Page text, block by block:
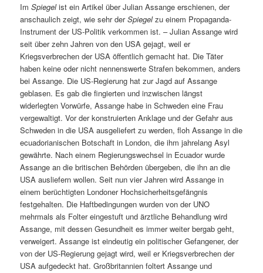
ImSpiegelist ein Artikel über Julian Assange erschienen, der
anschaulich zeigt, wie sehr derSpiegelzu einem Propaganda-
Instrument der US-Politik verkommen ist. – Julian Assange wird
seit über zehn Jahren von den USA gejagt, weil er
Kriegsverbrechen der USA öffentlich gemacht hat. Die Täter
haben keine oder nicht nennenswerte Strafen bekommen, anders
bei Assange. Die US-Regierung hat zur Jagd auf Assange
geblasen. Es gab die fingierten und inzwischen längst
widerlegten Vorwürfe, Assange habe in Schweden eine Frau
vergewaltigt. Vor der konstruierten Anklage und der Gefahr aus
Schweden in die USA ausgeliefert zu werden, floh Assange in die
ecuadorianischen Botschaft in London, die ihm jahrelang Asyl
gewährte. Nach einem Regierungswechsel in Ecuador wurde
Assange an die britischen Behörden übergeben, die ihn an die
USA ausliefern wollen. Seit nun vier Jahren wird Assange in
einem berüchtigten Londoner Hochsicherheitsgefängnis
festgehalten. Die Haftbedingungen wurden von der UNO
mehrmals als Folter eingestuft und ärztliche Behandlung wird
Assange, mit dessen Gesundheit es immer weiter bergab geht,
verweigert. Assange ist eindeutig ein politischer Gefangener, der
von der US-Regierung gejagt wird, weil er Kriegsverbrechen der
USA aufgedeckt hat. Großbritannien foltert Assange und